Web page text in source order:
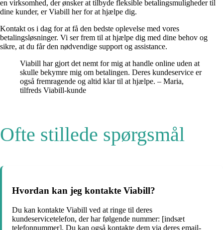
en virksomhed, der ønsker at tilbyde fleksible betalingsmuligheder til
dine kunder, er Viabill her for at hjælpe dig.
Kontakt os i dag for at få den bedste oplevelse med vores
betalingsløsninger. Vi ser frem til at hjælpe dig med dine behov og
sikre, at du får den nødvendige support og assistance.
Viabill har gjort det nemt for mig at handle online uden at
skulle bekymre mig om betalingen. Deres kundeservice er
også fremragende og altid klar til at hjælpe. – Maria,
tilfreds Viabill-kunde
Ofte stillede spørgsmål
Hvordan kan jeg kontakte Viabill?
Du kan kontakte Viabill ved at ringe til deres
kundeservicetelefon, der har følgende nummer: [indsæt
telefonnummer]. Du kan også kontakte dem via deres email-